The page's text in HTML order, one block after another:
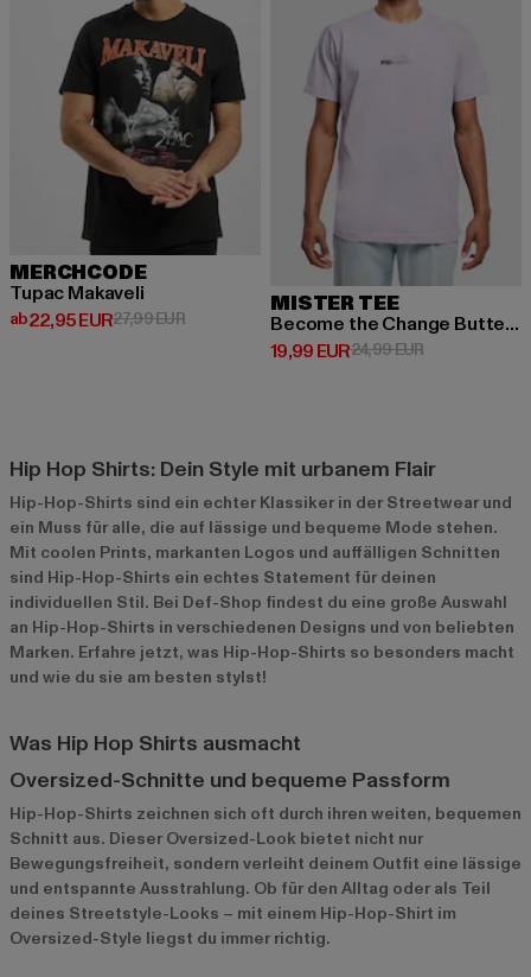
MERCHCODE
Tupac Makaveli
ab22,95 EUR
Derzeitiger Preis: ab 22,95 EUR
27,99 EURAktionspreis: 27,99 EUR
MISTER TEE
Become the Change Butterfly 2.0
19,99 EUR
Derzeitiger Preis: 19,99 EUR
24,99 EURAktionspreis:
Hip Hop Shirts: Dein Style mit urbanem Flair
Hip-Hop-Shirts sind ein echter Klassiker in der Streetwear und
ein Muss für alle, die auf lässige und bequeme Mode stehen.
Mit coolen Prints, markanten Logos und auffälligen Schnitten
sind Hip-Hop-Shirts ein echtes Statement für deinen
individuellen Stil. Bei Def-Shop findest du eine große Auswahl
an Hip-Hop-Shirts in verschiedenen Designs und von beliebten
Marken. Erfahre jetzt, was Hip-Hop-Shirts so besonders macht
und wie du sie am besten stylst!
Was Hip Hop Shirts ausmacht
Oversized-Schnitte und bequeme Passform
Hip-Hop-Shirts zeichnen sich oft durch ihren weiten, bequemen
Schnitt aus. Dieser Oversized-Look bietet nicht nur
Bewegungsfreiheit, sondern verleiht deinem Outfit eine lässige
und entspannte Ausstrahlung. Ob für den Alltag oder als Teil
deines Streetstyle-Looks – mit einem Hip-Hop-Shirt im
Oversized-Style liegst du immer richtig.